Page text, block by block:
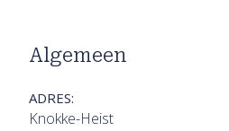
Algemeen
ADRES:
Knokke-Heist